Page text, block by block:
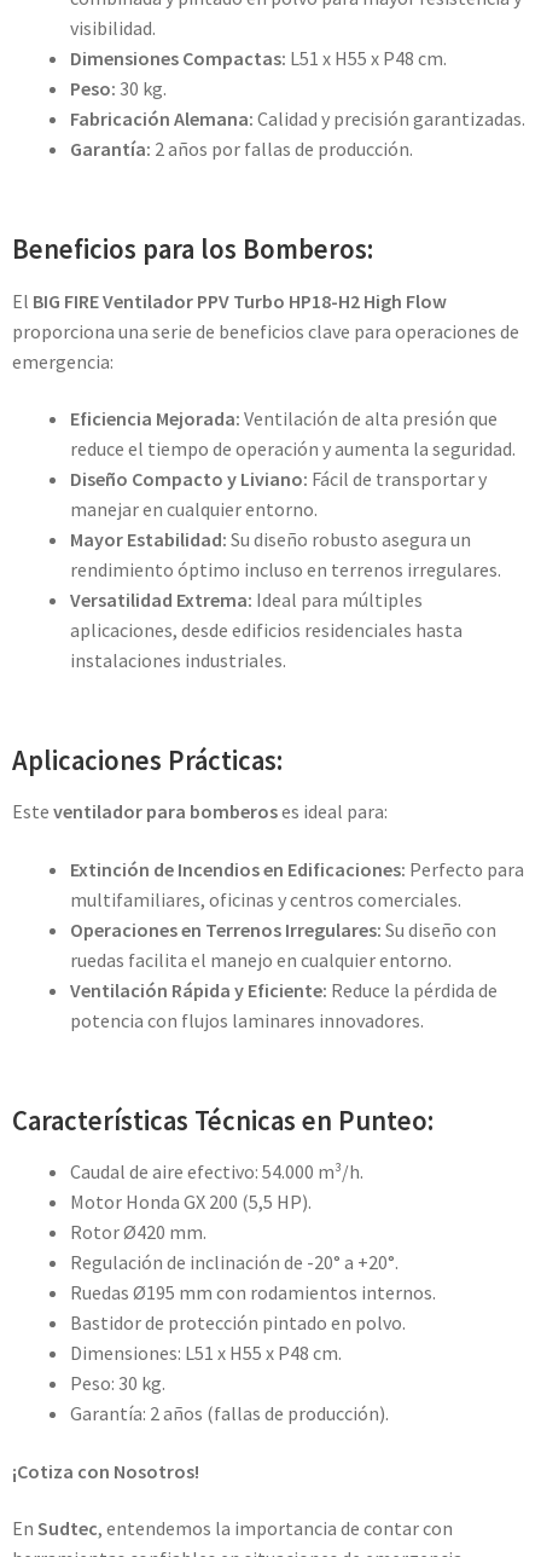
visibilidad.
Dimensiones Compactas: L51 x H55 x P48 cm.
Peso: 30 kg.
Fabricación Alemana: Calidad y precisión garantizadas.
Garantía: 2 años por fallas de producción.
Beneficios para los Bomberos:
El BIG FIRE Ventilador PPV Turbo HP18-H2 High Flow
proporciona una serie de beneficios clave para operaciones de
emergencia:
Eficiencia Mejorada: Ventilación de alta presión que
reduce el tiempo de operación y aumenta la seguridad.
Diseño Compacto y Liviano: Fácil de transportar y
manejar en cualquier entorno.
Mayor Estabilidad: Su diseño robusto asegura un
rendimiento óptimo incluso en terrenos irregulares.
Versatilidad Extrema: Ideal para múltiples
aplicaciones, desde edificios residenciales hasta
instalaciones industriales.
Aplicaciones Prácticas:
Este ventilador para bomberoses ideal para:
Extinción de Incendios en Edificaciones: Perfecto para
multifamiliares, oficinas y centros comerciales.
Operaciones en Terrenos Irregulares: Su diseño con
ruedas facilita el manejo en cualquier entorno.
Ventilación Rápida y Eficiente: Reduce la pérdida de
potencia con flujos laminares innovadores.
Características Técnicas en Punteo:
Caudal de aire efectivo: 54.000 m³/h.
Motor Honda GX 200 (5,5 HP).
Rotor Ø420 mm.
Regulación de inclinación de -20° a +20°.
Ruedas Ø195 mm con rodamientos internos.
Bastidor de protección pintado en polvo.
Dimensiones: L51 x H55 x P48 cm.
Peso: 30 kg.
Garantía: 2 años (fallas de producción).
¡Cotiza con Nosotros!
En Sudtec, entendemos la importancia de contar con